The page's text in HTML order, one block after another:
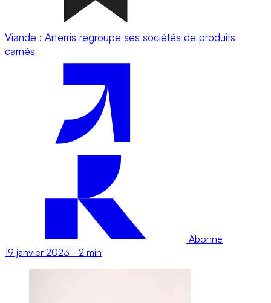
Viande : Arterris regroupe ses sociétés de produits
carnés
Abonné
19 janvier 2023 - 2 min